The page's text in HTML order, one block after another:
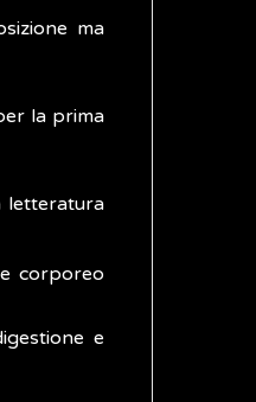
ma
la prima
letteratura
corporeo
e